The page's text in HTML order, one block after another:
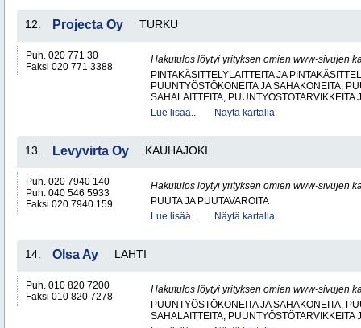
12. Projecta Oy TURKU
Puh. 020 771 30
Faksi 020 771 3388
Hakutulos löytyi yrityksen omien www-sivujen
PINTAKÄSITTELYLAITTEITA JA
PUUNTYÖSTÖKONEITA JA SAHAKONEITA,
SAHALAITTEITA, PUUNTYÖSTÖTARVIKKEITA
Lue lisää..
Näytä kartalla
13. Levyvirta Oy KAUHAJOKI
Puh. 020 7940 140
Puh. 040 546 5933
Faksi 020 7940 159
Hakutulos löytyi yrityksen omien www-sivujen
PUUTA JA PUUTAVAROITA
Lue lisää..
Näytä kartalla
14. Olsa Ay LAHTI
Puh. 010 820 7200
Faksi 010 820 7278
Hakutulos löytyi yrityksen omien www-sivujen
PUUNTYÖSTÖKONEITA JA SAHAKONEITA,
SAHALAITTEITA, PUUNTYÖSTÖTARVIKKEITA